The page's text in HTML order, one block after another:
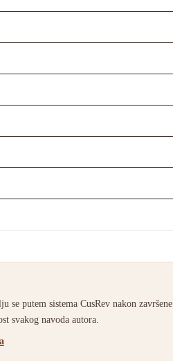
se putem sistema CusRev nakon završene
svakog navoda autora.